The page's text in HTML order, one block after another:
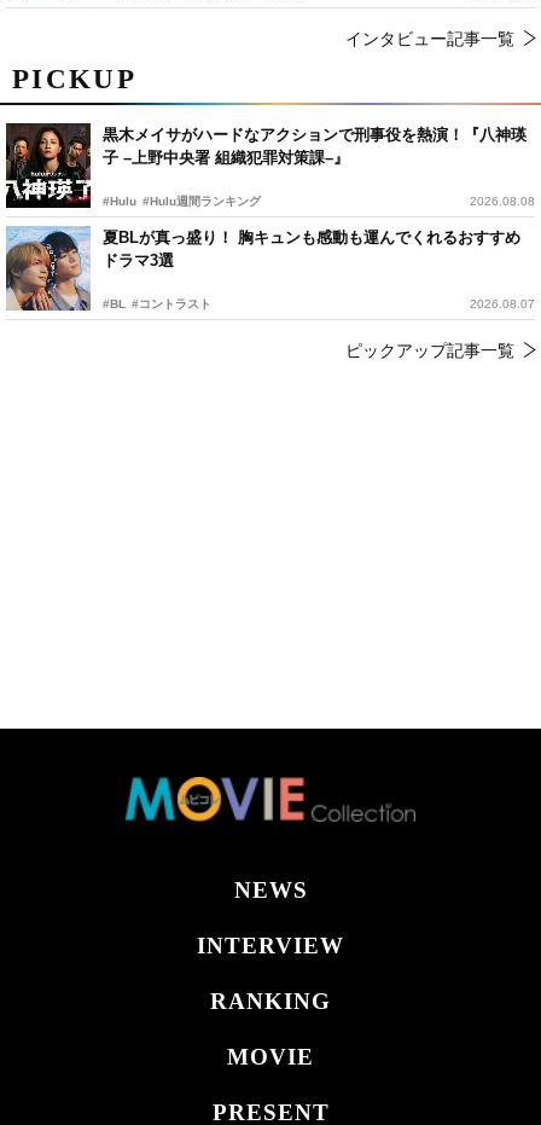
PICKUP
黒木メイサがハードなアクションで刑事役を熱演！『八神瑛
子 –上野中央署 組織犯罪対策課–』
#Hulu #Hulu週間ランキング 2026.08.08
夏BLが真っ盛り！ 胸キュンも感動も運んでくれるおすすめ
ドラマ3選
#BL #コントラスト 2026.08.07
ピックアップ記事一覧
インタビュー記事一覧
NEWS
INTERVIEW
RANKING
MOVIE
PRESENT